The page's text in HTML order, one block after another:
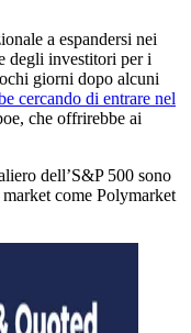
a espandersi nei
degli investitori per i
giorni dopo alcuni
cercando di entrare nel
che offrirebbe ai
dell’S&P 500 sono
come Polymarket